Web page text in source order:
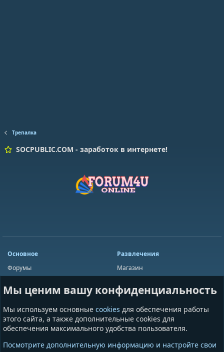
Трепалка
SOCPUBLIC.COM - заработок в интернете!
Основное
Форумы
Мини-чат
Ресурсы
Сообщества
Развлечения
Магазин
Лотереи
Приложения
Информация
Условия и правила
Разное
Общая информация
Мы ценим вашу конфиденциальность
Мы используем основные cookies для обеспечения работы
этого сайта, а также дополнительные cookies для
обеспечения максимального удобства пользователя.
Посмотрите дополнительную информацию и настройте свои